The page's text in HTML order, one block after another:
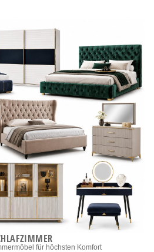
für höchsten Komfort